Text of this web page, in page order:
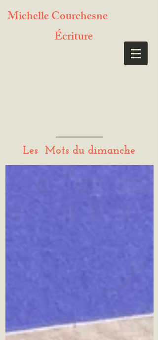
Michelle Courchesne
Écriture
Les Mots du dimanche